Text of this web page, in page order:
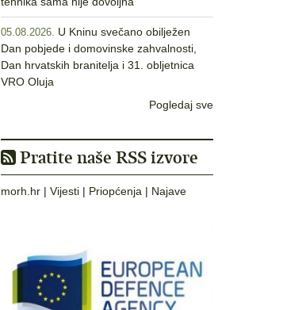
05.08.2026. U Kninu svečano obilježen
Dan pobjede i domovinske zahvalnosti,
Dan hrvatskih branitelja i 31. obljetnica
VRO Oluja
Pogledaj sve
Pratite naše RSS izvore
morh.hr | Vijesti | Priopćenja | Najave